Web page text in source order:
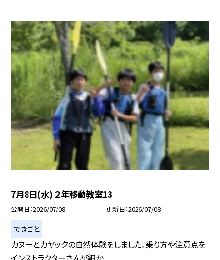
7月8日(水) ２年移動教室13
公開日 2026/07/08 更新日 2026/07/08
できごと
カヌーとカヤックの自然体験をしました。乗り方や注意点を
インストラクターさんが細か...